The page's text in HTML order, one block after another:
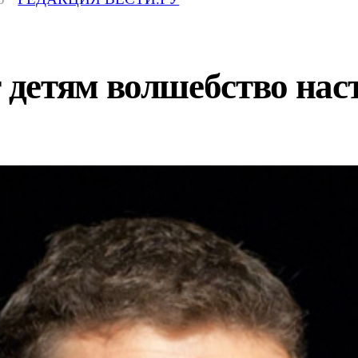
волшебство